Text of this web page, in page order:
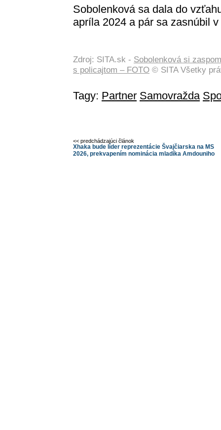
Sobolenková sa dala do
apríla 2024 a pár sa zasnúbil
Zdroj: SITA.sk - Sobolenková si
s policajtom – FOTO © SITA Všetky
Tagy: Partner Samovražda
<< predchádzajúci článok
Xhaka bude líder reprezentácie Švajčiarska na MS
2026, prekvapením nominácia mladíka Amdouniho